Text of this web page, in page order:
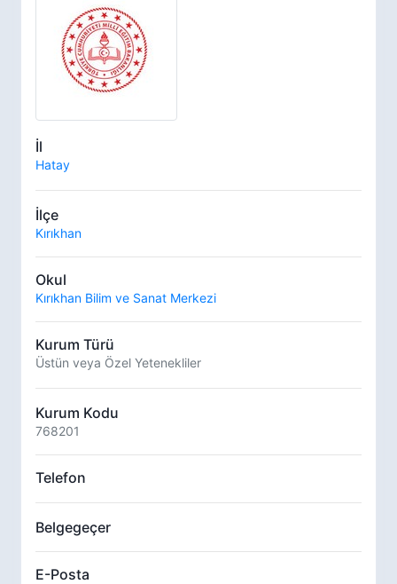
İl
Hatay
İlçe
Kırıkhan
Okul
Kırıkhan Bilim ve Sanat Merkezi
Kurum Türü
Üstün veya Özel Yetenekliler
Kurum Kodu
768201
Telefon
Belgegeçer
E-Posta